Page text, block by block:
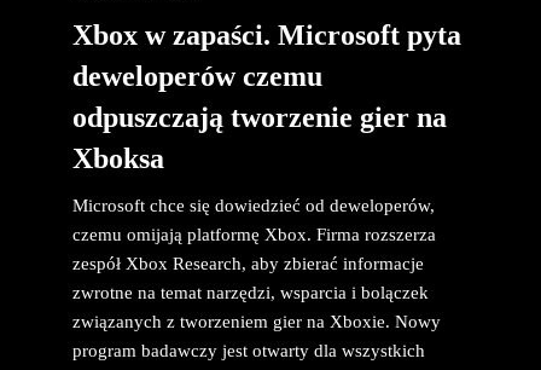
Xbox w zapaści. Microsoft pyta
deweloperów czemu
odpuszczają tworzenie gier na
Xboksa
Microsoft chce się dowiedzieć od deweloperów,
czemu omijają platformę Xbox. Firma rozszerza
zespół Xbox Research, aby zbierać informacje
zwrotne na temat narzędzi, wsparcia i bolączek
związanych z tworzeniem gier na Xboxie. Nowy
program badawczy jest otwarty dla wszystkich